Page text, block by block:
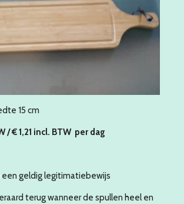
15 cm
/ € 1,21 incl. BTW per dag
een geldig legitimatiebewijs
terug wanneer de spullen heel en